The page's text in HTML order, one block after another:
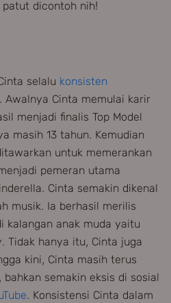
dicontoh nih!
selalu konsisten
Awalnya Cinta memulai karir
menjadi finalis Top Model
masih 13 tahun. Kemudian
untuk memerankan
pemeran utama
Cinta semakin dikenal
musik. Ia berhasil merilis
kalangan anak muda yaitu
Tidak hanya itu, Cinta juga
kini, Cinta masih terus
semakin eksis di sosial
. Konsistensi Cinta dalam